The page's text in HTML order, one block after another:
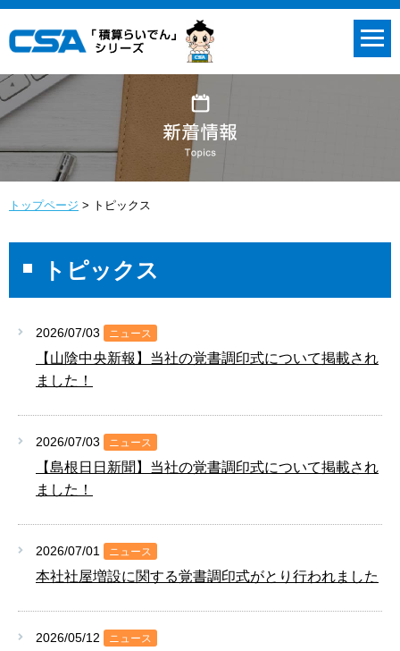
トップページ トピックス
トピックス
2026/07/03 ニュース
【山陰中央新報】当社の覚書調印式について掲載され
ました！
2026/07/03 ニュース
【島根日日新聞】当社の覚書調印式について掲載され
ました！
2026/07/01 ニュース
本社社屋増設に関する覚書調印式がとり行われました
2026/05/12 ニュース